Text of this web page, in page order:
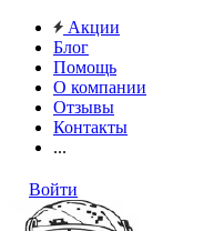
Акции
Блог
Помощь
О компании
Отзывы
Контакты
...
Войти